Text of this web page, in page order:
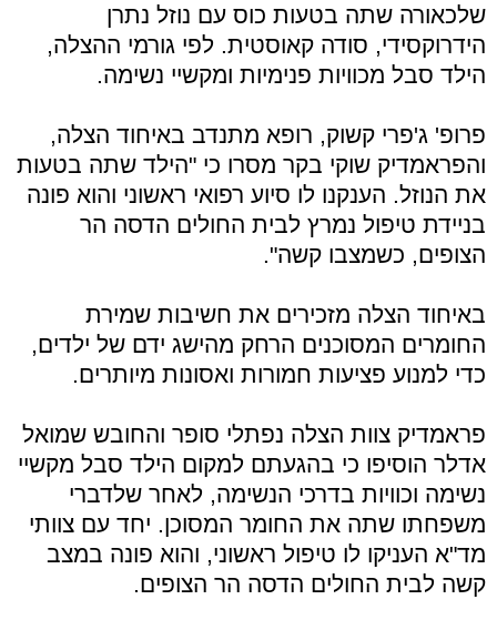
שלכאורה שתה בטעות כוס עם נוזל נתרן
הידרוקסידי, סודה קאוסטית. לפי גורמי ההצלה,
הילד סבל מכוויות פנימיות ומקשיי נשימה.
פרופ' ג'פרי קשוק, רופא מתנדב באיחוד הצלה,
והפראמדיק שוקי בקר מסרו כי "הילד שתה בטעות
את הנוזל. הענקנו לו סיוע רפואי ראשוני והוא פונה
בניידת טיפול נמרץ לבית החולים הדסה הר
הצופים, כשמצבו קשה".
באיחוד הצלה מזכירים את חשיבות שמירת
החומרים המסוכנים הרחק מהישג ידם של ילדים,
כדי למנוע פציעות חמורות ואסונות מיותרים.
פראמדיק צוות הצלה נפתלי סופר והחובש שמואל
אדלר הוסיפו כי בהגעתם למקום הילד סבל מקשיי
נשימה וכוויות בדרכי הנשימה, לאחר שלדברי
משפחתו שתה את החומר המסוכן. יחד עם צוותי
מד"א העניקו לו טיפול ראשוני, והוא פונה במצב
קשה לבית החולים הדסה הר הצופים.